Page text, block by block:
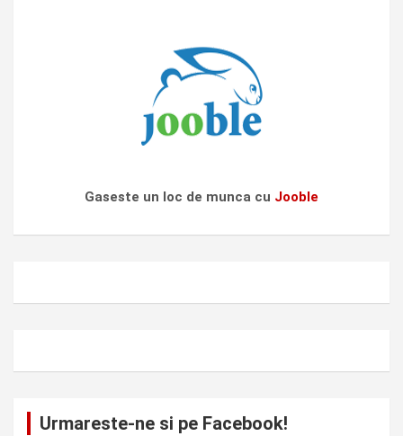
Gaseste un loc de munca cu Jooble
Urmareste-ne si pe Facebook!